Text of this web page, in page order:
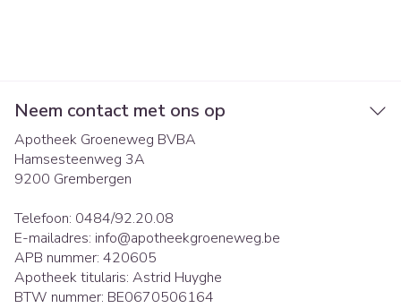
Neem contact met ons op
Apotheek Groeneweg BVBA
Hamsesteenweg 3A
9200 Grembergen
Telefoon: 0484/92.20.08
E-mailadres: info@apotheekgroeneweg.be
APB nummer: 420605
Apotheek titularis: Astrid Huyghe
BTW nummer: BE0670506164